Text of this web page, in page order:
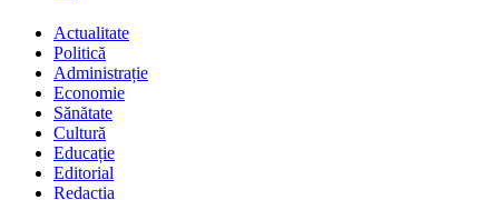
Actualitate
Politică
Administrație
Economie
Sănătate
Cultură
Educație
Editorial
Redacția